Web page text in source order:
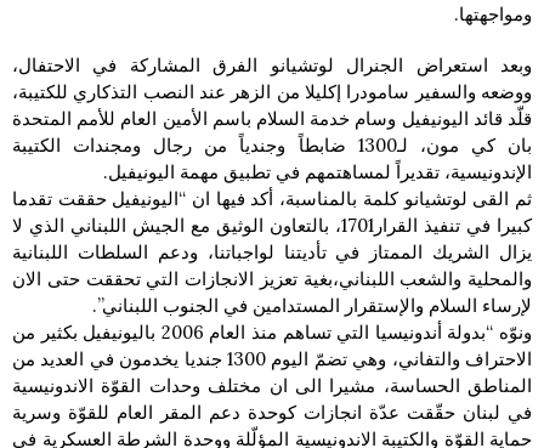
ومواجهتها.
وبعد استعراض الجنرال لوتشيانو الفرق المشاركة في الاحتفال،
ووضعه والسفير سامودرا إكليلا من الزهر عند النصب التذكاري للكتيبة،
قلّد قائد اليونيفيل وسام خدمة السلام باسم الأمين العام للأمم المتحدة
بان كي مون، لـ1300 ضابطاً وجندياً من رجال ومجندات الكتيبة
الإندونيسية، تقديراً لمساهتمهم في تطبيق مهمة اليونيفيل.
ثم القى لوتشيانو كلمة بالمناسبة، أكد فيها ان “اليونيفيل حققت تقدما
كبيرا في تنفيذ القرار1701، بالتعاون الوثيق مع الجيش اللبناني الذي لا
يزال الشريك الممتاز في تأديتنا لواجباتنا، ودعم السلطات اللبنانية
والمحلية والشعب اللبناني،بغية تعزيز الانجازات التي تحققت حتى الان
لإرساء السلام والإستقرار المستدامين في الجنوب اللبناني”.
ونوّه “بدولة أندونيسيا التي تساهم منذ العام 2006 باليونيفيل بكثير من
الاحتراف والتفاني، وهي تضمّ اليوم 1300 جنديا يخدمون في العديد من
المناطق الحساسة، مشيرا الى ان مختلف وحدات القوّة الاندونيسية
في لبنان حقّقت عدّة انجازات كوحدة دعم المقر العام للقوّة وسرية
حماية القوّة والكتيبة الاندونيسية المؤلّلة ووحدة الشرطة العسكرية في